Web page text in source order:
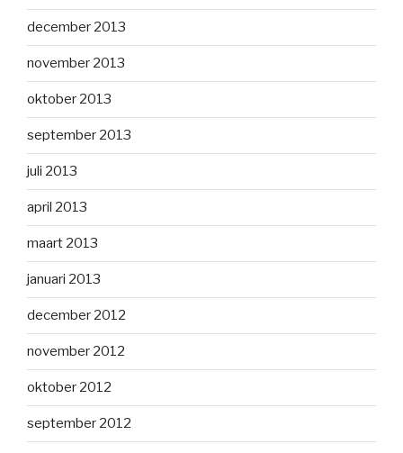
december 2013
november 2013
oktober 2013
september 2013
juli 2013
april 2013
maart 2013
januari 2013
december 2012
november 2012
oktober 2012
september 2012